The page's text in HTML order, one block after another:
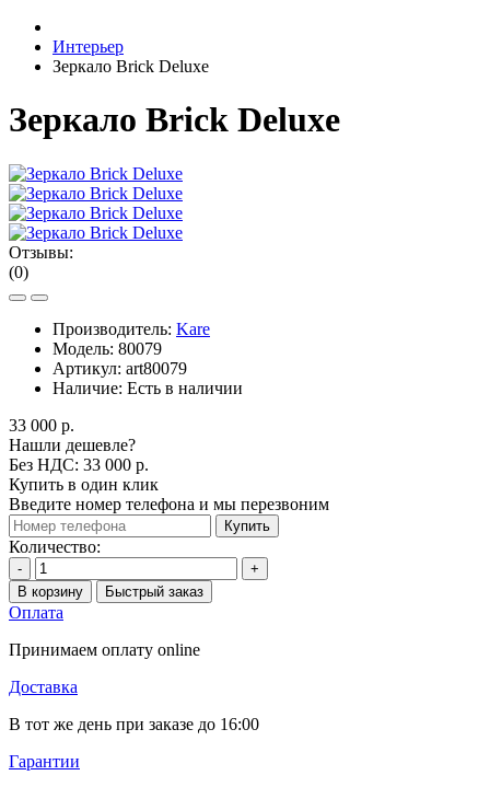
Интерьер
Зеркало Brick Deluxe
Зеркало Brick Deluxe
Отзывы:
(0)
Производитель: Kare
Модель: 80079
Артикул: art80079
Наличие: Есть в наличии
33 000 р.
Нашли дешевле?
Без НДС: 33 000 р.
Купить в один клик
Введите номер телефона и мы перезвоним
Купить
Количество:
-
+
В корзину
Быстрый заказ
Оплата
Принимаем оплату online
Доставка
В тот же день при заказе до 16:00
Гарантии